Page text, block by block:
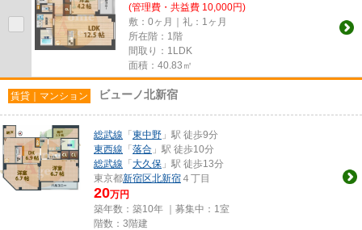
(管理費・共益費 10,000円)
敷：0ヶ月｜礼：1ヶ月
所在階：1階
間取り：1LDK
面積：40.83㎡
賃貸｜マンション ビューノ北新宿
総武線 「 東中野 」駅 徒歩9分
東西線 「 落合 」駅 徒歩10分
総武線 「 大久保 」駅 徒歩13分
東京都新宿区北新宿 ４丁目
20万円
築年数：築10年 ｜募集中： 1室
階数：3階建